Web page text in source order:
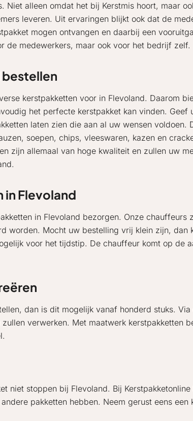
Niet alleen omdat het bij Kerstmis hoort, maar
leveren. Uit ervaringen blijkt ook dat de
mogen ontvangen en daarbij een
de medewerkers, maar ook voor het bedrijf zelf.
kerstpakketten voor in Flevoland. Daarom
het perfecte kerstpakket kan vinden.
laten zien die aan al uw wensen
soepen, chips, vleeswaren, kazen en
zijn allemaal van hoge kwaliteit en zullen uw
Flevoland
in Flevoland bezorgen. Onze
worden. Mocht uw bestelling vrij klein zijn,
voor het tijdstip. De chauffeur komt op de
dan is dit mogelijk vanaf honderd stuks.
verwerken. Met maatwerk kerstpakketten
niet stoppen bij Flevoland. Bij
pakketten hebben. Neem gerust eens een